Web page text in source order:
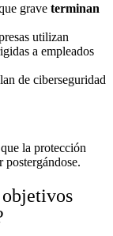
grave terminan
utilizan
a empleados
de ciberseguridad
la protección
postergándose.
objetivos